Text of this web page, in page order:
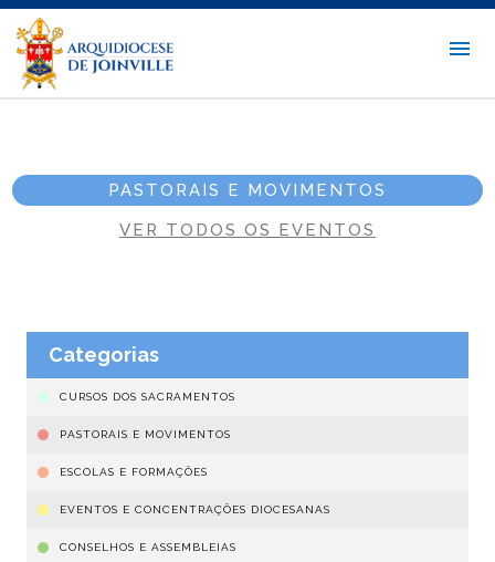
PASTORAIS E MOVIMENTOS
VER TODOS OS EVENTOS
Categorias
CURSOS DOS SACRAMENTOS
PASTORAIS E MOVIMENTOS
ESCOLAS E FORMAÇÕES
EVENTOS E CONCENTRAÇÕES DIOCESANAS
CONSELHOS E ASSEMBLEIAS